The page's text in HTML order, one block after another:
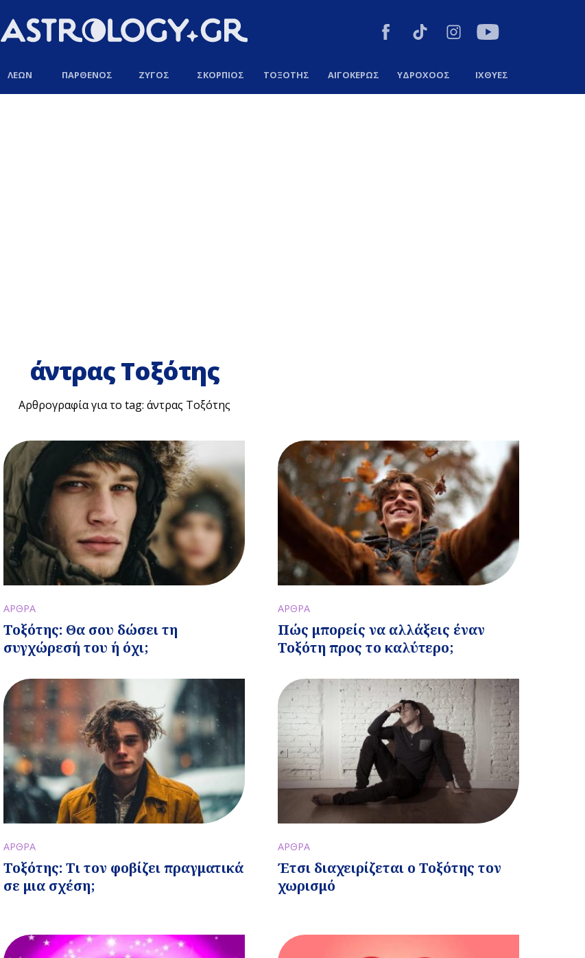
ΛΕΩΝ ΠΑΡΘΕΝΟΣ ΖΥΓΟΣ ΣΚΟΡΠΙΟΣ ΤΟΞΟΤΗΣ ΑΙΓΟΚΕΡΩΣ ΥΔΡΟΧΟΟΣ ΙΧΘΥΕΣ
άντρας Τοξότης
Αρθρογραφία για το tag: άντρας Τοξότης
ΑΡΘΡΑ
Τοξότης: Θα σου δώσει τη
συγχώρεσή του ή όχι;
ΑΡΘΡΑ
Πώς μπορείς να αλλάξεις έναν
Τοξότη προς το καλύτερο;
ΑΡΘΡΑ
Τοξότης: Τι τον φοβίζει πραγματικά
σε μια σχέση;
ΑΡΘΡΑ
Έτσι διαχειρίζεται ο Τοξότης τον
χωρισμό